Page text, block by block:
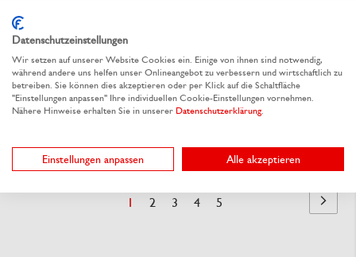
Aus 8 Varianten wählen
ab 0,087 € / St. ab 0,0761 € / St.
Seite
Sie
1 Seite
2 Seite
3 Seite
4 Seite
5
Seite
Datenschutzeinstellungen
Wir setzen auf unserer Website Cookies ein. Einige von ihnen sind notwendig,
während andere uns helfen unser Onlineangebot zu verbessern und wirtschaftlich zu
betreiben. Sie können dies akzeptieren oder per Klick auf die Schaltfläche
"Einstellungen anpassen" Ihre individuellen Cookie-Einstellungen vornehmen.
Nähere Hinweise erhalten Sie in unserer Datenschutzerklärung
Einstellungen anpassen Alle akzeptieren